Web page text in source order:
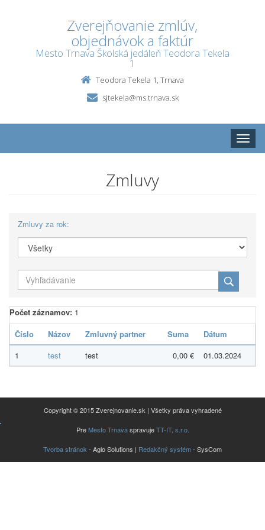
Zverejňovanie zmlúv,
objednávok a faktúr
Mesto Trnava Školská jedáleň Teodora Tekela
1
Teodora Tekela 1, Trnava
sjtekela@ms.trnava.sk
Toggle
Zmluvy
Zmluvy za rok:
Počet záznamov: 1
Číslo
Názov Zmluvný partner Suma
Dátum
1
test test 0,00 € 01.03.2024
Copyright © 2015 Zverejnovanie.sk | Všetky práva vyhradené
PreMesto TrnavaspravujeTT-IT, s.r.o.
Tvorba stránok - Aglo Solutions | Redakčný systém- SysCom